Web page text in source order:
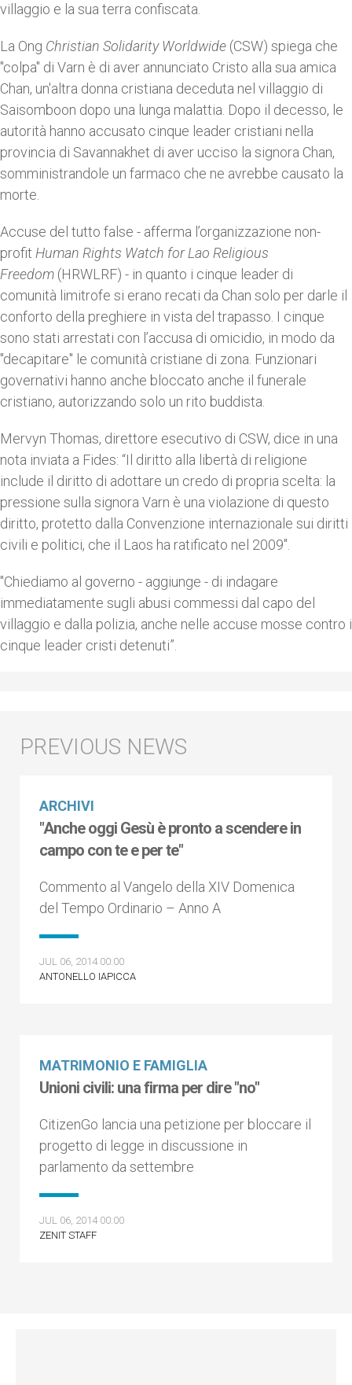
villaggio e la sua terra confiscata.
La Ong Christian Solidarity Worldwide (CSW) spiega che
"colpa" di Varn è di aver annunciato Cristo alla sua amica
Chan, un'altra donna cristiana deceduta nel villaggio di
Saisomboon dopo una lunga malattia. Dopo il decesso, le
autorità hanno accusato cinque leader cristiani nella
provincia di Savannakhet di aver ucciso la signora Chan,
somministrandole un farmaco che ne avrebbe causato la
morte.
Accuse del tutto false - afferma l’organizzazione non-
profit Human Rights Watch for Lao Religious
Freedom (HRWLRF) - in quanto i cinque leader di
comunità limitrofe si erano recati da Chan solo per darle il
conforto della preghiere in vista del trapasso. I cinque
sono stati arrestati con l’accusa di omicidio, in modo da
"decapitare" le comunità cristiane di zona. Funzionari
governativi hanno anche bloccato anche il funerale
cristiano, autorizzando solo un rito buddista.
Mervyn Thomas, direttore esecutivo di CSW, dice in una
nota inviata a Fides: “Il diritto alla libertà di religione
include il diritto di adottare un credo di propria scelta: la
pressione sulla signora Varn è una violazione di questo
diritto, protetto dalla Convenzione internazionale sui diritti
civili e politici, che il Laos ha ratificato nel 2009".
"Chiediamo al governo - aggiunge - di indagare
immediatamente sugli abusi commessi dal capo del
villaggio e dalla polizia, anche nelle accuse mosse contro i
cinque leader cristi detenuti”.
ARCHIVI
"Anche oggi Gesù è pronto a scendere in
campo con te e per te"
Commento al Vangelo della XIV Domenica
del Tempo Ordinario – Anno A
JUL 06, 2014 00:00
ANTONELLO IAPICCA
MATRIMONIO E FAMIGLIA
Unioni civili: una firma per dire "no"
CitizenGo lancia una petizione per bloccare il
progetto di legge in discussione in
parlamento da settembre
JUL 06, 2014 00:00
ZENIT STAFF